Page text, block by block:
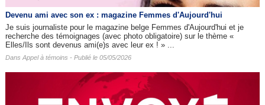
Devenu ami avec son ex : magazine Femmes d'Aujourd'hui
Je suis journaliste pour le magazine belge Femmes d'Aujourd'hui et je
recherche des témoignages (avec photo obligatoire) sur le thème «
Elles/Ils sont devenus ami(e)s avec leur ex ! » ...
Dans Appel à témoins - Publié le 05/05/2026